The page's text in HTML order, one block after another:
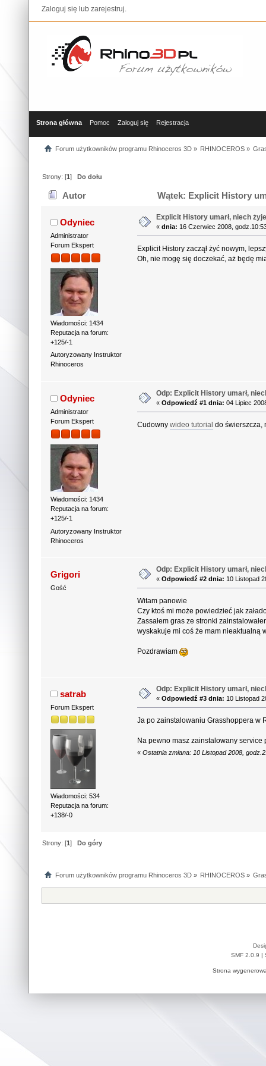
Zaloguj się lub zarejestruj.
Strona główna Pomoc Zaloguj się Rejestracja
Forum użytkowników programu Rhinoceros 3D» RHINOCEROS»
Strony: [1]Do dołu
Autor Wątek: Explicit History
Odyniec
Administrator
Forum Ekspert
Wiadomości: 1434
Reputacja na forum:
+125/-1
Autoryzowany Instruktor
Rhinoceros
Explicit History umarł, niech
«dnia: 16 Czerwiec 2008,
Explicit History zaczął żyć nowym,
Oh, nie mogę się doczekać, aż będę
Odyniec
Administrator
Forum Ekspert
Wiadomości: 1434
Reputacja na forum:
+125/-1
Autoryzowany Instruktor
Rhinoceros
Odp: Explicit History umarł,
«Odpowiedź #1 dnia: 04 Lipiec
Cudownywideo tutorial do świerszcza,
Grigori
Gość
Odp: Explicit History umarł,
«Odpowiedź #2 dnia: 10 Listopad
Witam panowie
Czy ktoś mi może powiedzieć jak
Zassałem gras ze stronki
wyskakuje mi coś że mam nieaktualną
Pozdrawiam
satrab
Forum Ekspert
Wiadomości: 534
Reputacja na forum:
+138/-0
Odp: Explicit History umarł,
«Odpowiedź #3 dnia: 10 Listopad
Ja po zainstalowaniu Grasshoppera w
Na pewno masz zainstalowany service
«Ostatnia zmiana: 10 Listopad 2008,
Strony: [1]Do góry
Forum użytkowników programu Rhinoceros 3D» RHINOCEROS»
SMF 2.0.9 |
Strona